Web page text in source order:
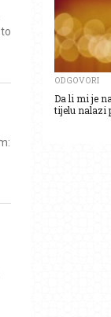
ODGOVORI
Da li mi je
tijelu nalazi